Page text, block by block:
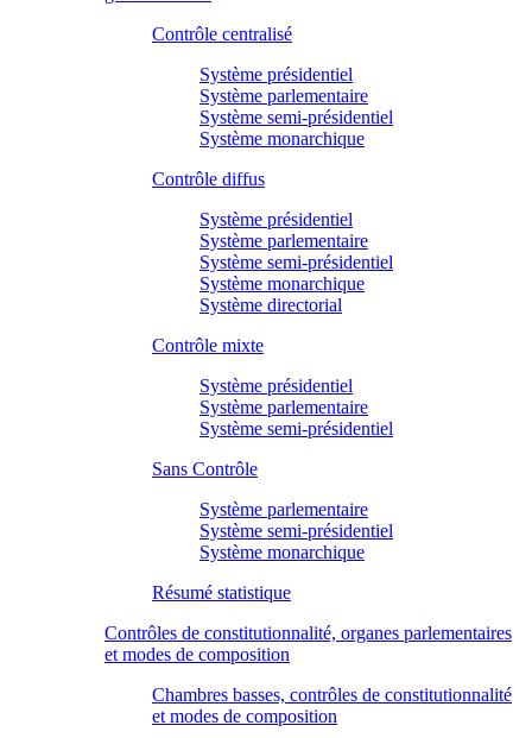
Contrôle centralisé
Système présidentiel
Système parlementaire
Système semi-présidentiel
Système monarchique
Contrôle diffus
Système présidentiel
Système parlementaire
Système semi-présidentiel
Système monarchique
Système directorial
Contrôle mixte
Système présidentiel
Système parlementaire
Système semi-présidentiel
Sans Contrôle
Système parlementaire
Système semi-présidentiel
Système monarchique
Résumé statistique
Contrôles de constitutionnalité, organes parlementaires
et modes de composition
Chambres basses, contrôles de constitutionnalité
et modes de composition